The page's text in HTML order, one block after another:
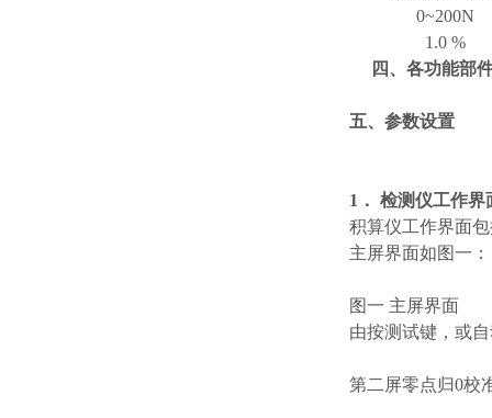
0~200N
1.0 %
四、各功能部
五、参数设置
1． 检测仪工作
积算仪工作界面
主屏界面如图一：
图一 主屏界面
由按测试键，或
第二屏零点归0校